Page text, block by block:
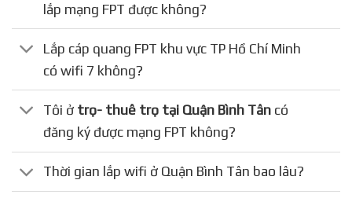
lắp mạng FPT được không?
Lắp cáp quang FPT khu vực TP Hồ Chí Minh
có wifi 7 không?
Tôi ở trọ- thuê trọ tại Quận Bình Tân có
đăng ký được mạng FPT không?
Thời gian lắp wifi ở Quận Bình Tân bao lâu?